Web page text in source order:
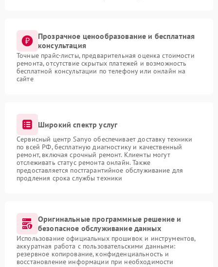
Прозрачное ценообразование и бесплатная
консультация
Точные прайс-листы, предварительная оценка стоимости
ремонта, отсутствие скрытых платежей и возможность
бесплатной консультации по телефону или онлайн на
сайте
Широкий спектр услуг
Сервисный центр Sanyo обеспечивает доставку техники
по всей РФ, бесплатную диагностику и качественный
ремонт, включая срочный ремонт. Клиенты могут
отслеживать статус ремонта онлайн. Также
предоставляется постгарантийное обслуживание для
продления срока службы техники
Оригинальные программные решение и
безопасное обслуживание данных
Использование официальных прошивок и инструментов,
аккуратная работа с пользовательскими данными:
резервное копирование, конфиденциальность и
восстановление информации при необходимости